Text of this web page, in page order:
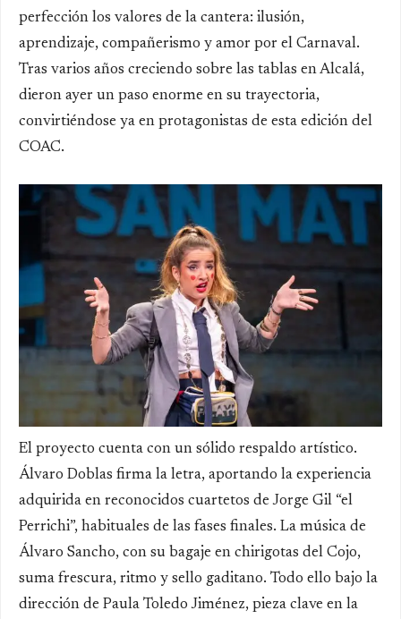
perfección los valores de la cantera: ilusión,
aprendizaje, compañerismo y amor por el Carnaval.
Tras varios años creciendo sobre las tablas en Alcalá,
dieron ayer un paso enorme en su trayectoria,
convirtiéndose ya en protagonistas de esta edición del
COAC.
El proyecto cuenta con un sólido respaldo artístico.
Álvaro Doblas firma la letra, aportando la experiencia
adquirida en reconocidos cuartetos de Jorge Gil “el
Perrichi”, habituales de las fases finales. La música de
Álvaro Sancho, con su bagaje en chirigotas del Cojo,
suma frescura, ritmo y sello gaditano. Todo ello bajo la
dirección de Paula Toledo Jiménez, pieza clave en la